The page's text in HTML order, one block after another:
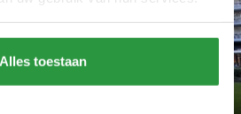
Alles toestaan